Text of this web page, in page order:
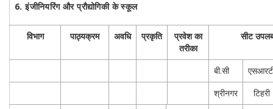
6. इंजीनियरिंग और प्रौद्योगिकी के स्कूल
विभाग पाठ्यक्रम अवधि प्रकृति
प्रवेश का
तरीका
सीट
बी.सी
श्रीनगर
टिहरी